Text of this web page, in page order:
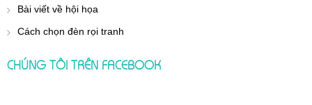
Bài viết về hội họa
Cách chọn đèn rọi tranh
CHÚNG TÔI TRÊN FACEBOOK